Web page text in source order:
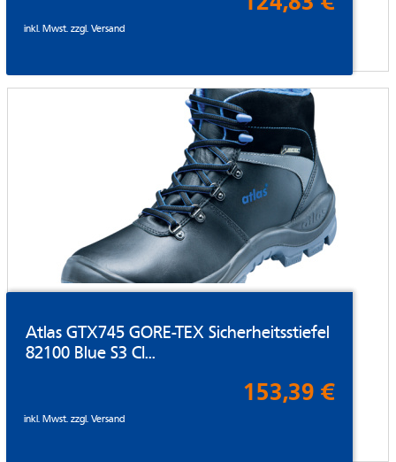
inkl. Mwst. zzgl.Versand
Atlas GTX745 GORE-TEX Sicherheitsstiefel
82100 Blue S3 CI...
153,39 €
inkl. Mwst. zzgl.Versand